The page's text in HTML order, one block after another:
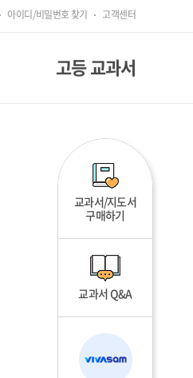
아이디/비밀번호 찾기 고객센터
고등 교과서
교과서/지도서
구매하기
교과서 Q&A